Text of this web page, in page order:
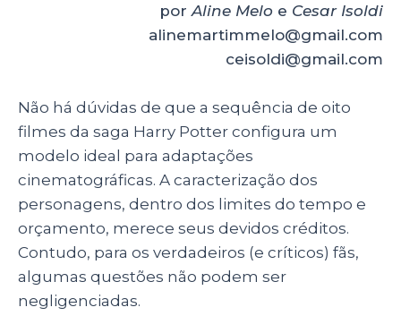
p
p
o
o
k
k
e
n
a
re
por Aline Melo e Cesar Isoldi
alinemartimmelo@gmail.com
ceisoldi@gmail.com
Não há dúvidas de que a sequência de oito
filmes da saga Harry Potter configura um
modelo ideal para adaptações
cinematográficas. A caracterização dos
personagens, dentro dos limites do tempo e
orçamento, merece seus devidos créditos.
Contudo, para os verdadeiros (e críticos) fãs,
algumas questões não podem ser
negligenciadas.